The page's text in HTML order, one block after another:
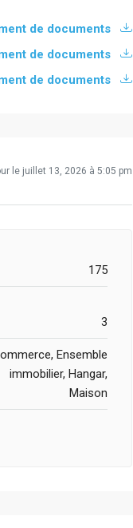
de documents
de documents
de documents
le juillet 13, 2026 à 5:05 pm
175
3
Ensemble
immobilier, Hangar,
Maison